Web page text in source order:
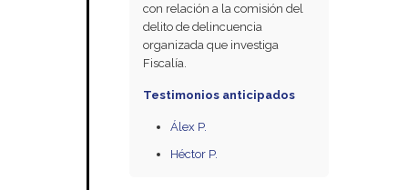
con relación a la comisión del
delito de delincuencia
organizada que investiga
Fiscalía.
Testimonios anticipados
Álex P.
Héctor P.